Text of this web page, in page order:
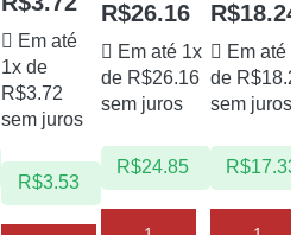
Em até
1x de
R$3.72
sem juros
R$3.53
R$26.16
Em até 1x
de R$26.16
sem juros
R$24.85
R$18.24
Em até
de R$
sem juros
R$17.33